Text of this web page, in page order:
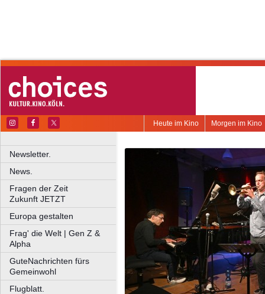
Morgen im Kino
Heute im Kino
Newsletter.
News.
Fragen der Zeit
Zukunft JETZT
Europa gestalten
Frag' die Welt | Gen Z &
Alpha
GuteNachrichten fürs
Gemeinwohl
Flugblatt.